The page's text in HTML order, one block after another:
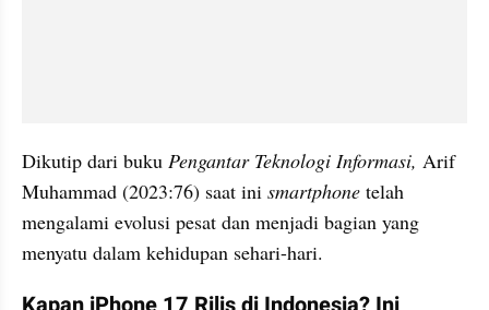
Dikutip dari buku Pengantar Teknologi Informasi, Arif
Muhammad (2023:76) saat ini smartphone telah
mengalami evolusi pesat dan menjadi bagian yang
menyatu dalam kehidupan sehari-hari.